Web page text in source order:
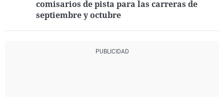
comisarios de pista para las carreras de
septiembre y octubre